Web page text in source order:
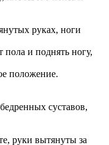
руках, ноги
пола и поднять ногу,
положение.
суставов,
руки вытянуты за